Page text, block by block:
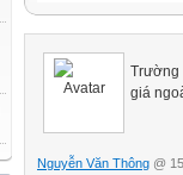
Kính gửi:
- Hiệu trưởng
- Trưởng
Trường
giá
Nguyễn Văn Thông @